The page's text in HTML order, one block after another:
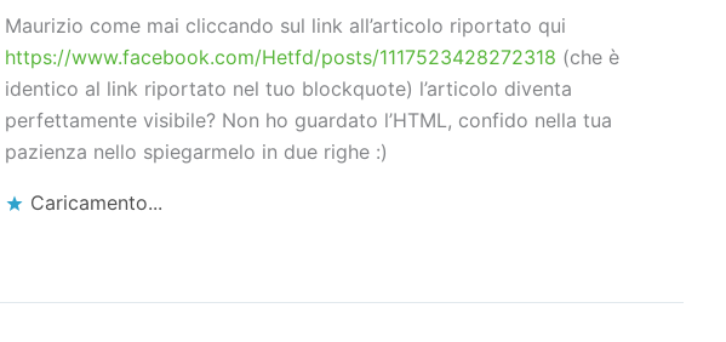
Maurizio come mai cliccando sul link all’articolo riportato qui
https://www.facebook.com/Hetfd/posts/1117523428272318 (che è
identico al link riportato nel tuo blockquote) l’articolo diventa
perfettamente visibile? Non ho guardato l’HTML, confido nella tua
pazienza nello spiegarmelo in due righe :)
Caricamento...